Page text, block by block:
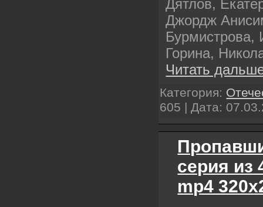
Дятлов,
Джордж
Бурмистрова,
Горина,
Читать
Категория:
605 | Дата:
серия из
mp4